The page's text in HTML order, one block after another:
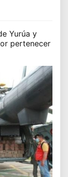
Yurúa y
pertenecer